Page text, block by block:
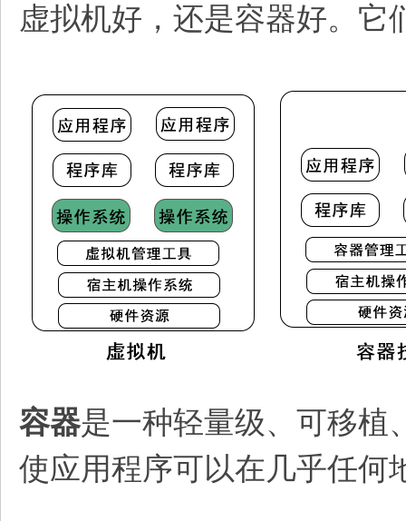
虚拟机好，还是容器好。它
容器是一种轻量级、可移植
使应用程序可以在几乎任何